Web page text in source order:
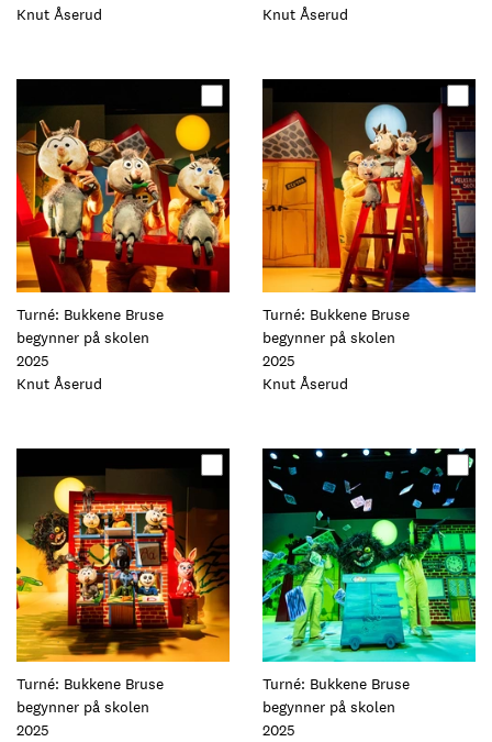
Foto:
Knut Åserud
Foto:
Knut Åserud
dette
elementet
Turné: Bukkene Bruse
begynner på skolen
2025
Foto:
Knut Åserud
dette
elementet
Turné: Bukkene Bruse
begynner på skolen
2025
Foto:
Knut Åserud
dette
elementet
Turné: Bukkene Bruse
begynner på skolen
2025
Oppdater
elementet
Turné: Bukkene Bruse
begynner på skolen
2025